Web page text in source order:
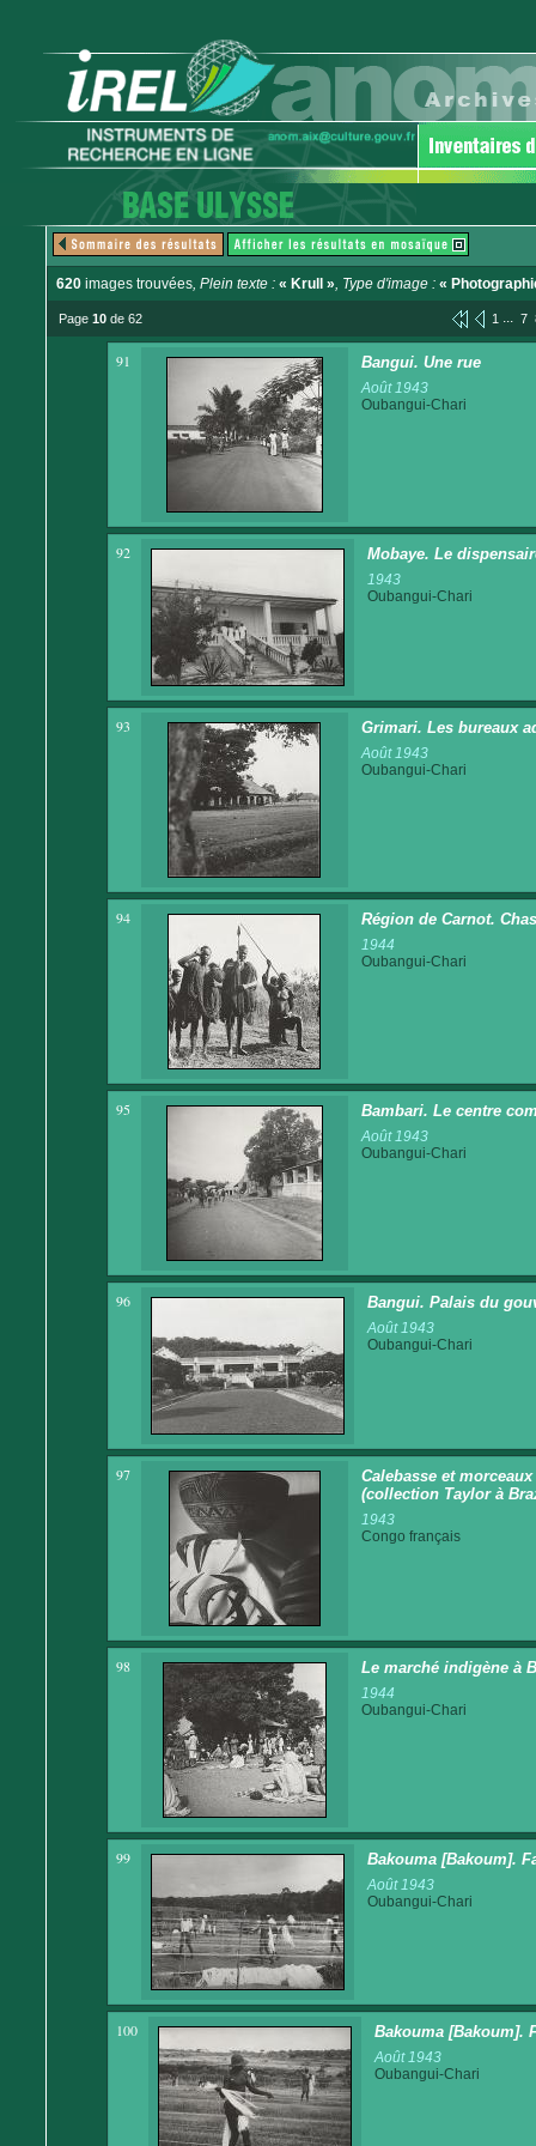
620 images trouvées, Plein texte : « Krull », Type d'image : «
Page 10 de 62 1 ... 7
91 Bangui. Une rue
Août 1943
Oubangui-Chari
92 Mobaye. Le
1943
Oubangui-Chari
93 Grimari. Les bureaux
Août 1943
Oubangui-Chari
94 Région de Carnot.
1944
Oubangui-Chari
95 Bambari. Le centre
Août 1943
Oubangui-Chari
96 Bangui. Palais du
Août 1943
Oubangui-Chari
97
Calebasse et
(collection Taylor à
1943
Congo français
98 Le marché indigène à
1944
Oubangui-Chari
99 Bakouma [Bakoum].
Août 1943
Oubangui-Chari
100 Bakouma [Bakoum].
Août 1943
Oubangui-Chari